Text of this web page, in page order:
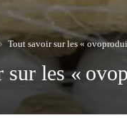
Tout savoir sur les «
sur les «